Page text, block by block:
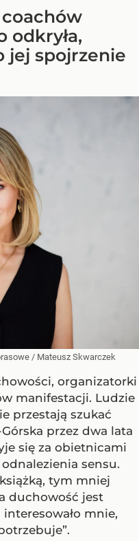
coachów
odkryła,
jej spojrzenie
/ Mateusz Skwarczek
organizatorki
manifestacji. Ludzie
przestają szukać
przez dwa lata
się za obietnicami
sensu.
tym mniej
duchowość jest
interesowało mnie,